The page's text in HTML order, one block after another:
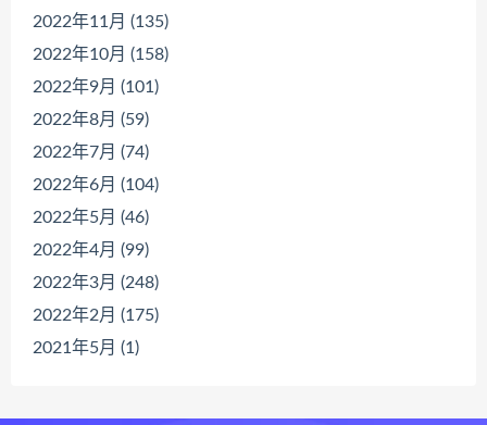
2022年11月 (135)
2022年10月 (158)
2022年9月 (101)
2022年8月 (59)
2022年7月 (74)
2022年6月 (104)
2022年5月 (46)
2022年4月 (99)
2022年3月 (248)
2022年2月 (175)
2021年5月 (1)